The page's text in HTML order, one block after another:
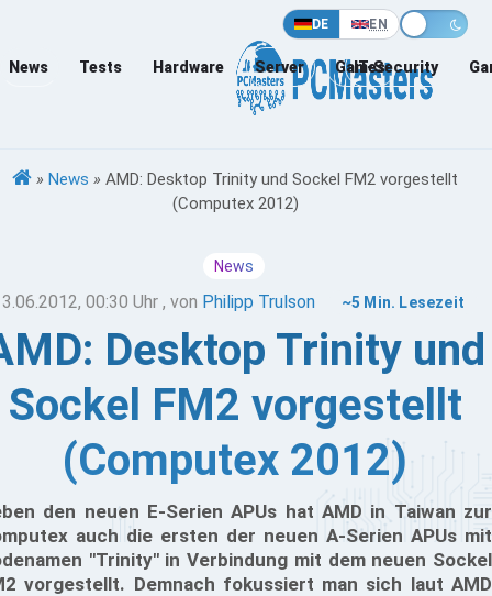
DE EN
News Tests Hardware Server Games
IT-Security
» News » AMD: Desktop Trinity und Sockel FM2 vorgestellt
(Computex 2012)
News
00:30 Uhr , von Philipp Trulson ~5 Min. Lesezeit
Desktop Trinity und
Sockel FM2 vorgestellt
(Computex 2012)
den neuen E-Serien APUs hat AMD in Taiwan zur
auch die ersten der neuen A-Serien APUs mit
"Trinity" in Verbindung mit dem neuen Sockel
vorgestellt. Demnach fokussiert man sich laut AMD